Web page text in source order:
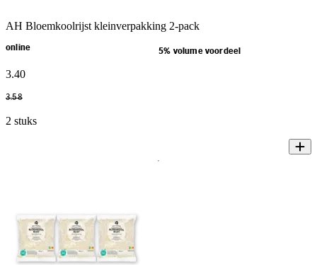
AH Bloemkoolrijst kleinverpakking 2-pack
online 5% volume voordeel
3.40
3.58
2 stuks